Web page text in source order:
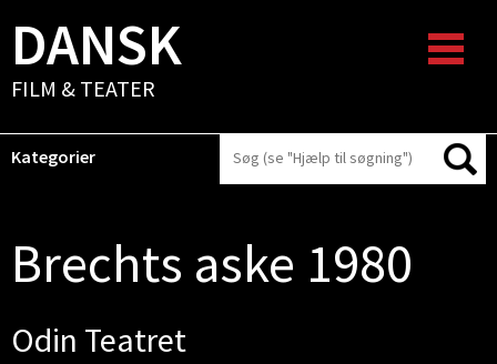
DANSK
FILM & TEATER
Kategorier
Brechts aske 1980
Odin Teatret